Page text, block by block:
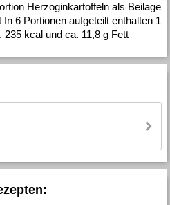
Herzoginkartoffeln als Beilage
6 Portionen aufgeteilt enthalten 1
235 kcal und ca. 11,8 g Fett